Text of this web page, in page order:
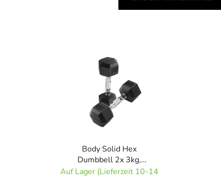
Body Solid Hex
Dumbbell 2x 3kg,
Kurzhantel-Paar
Auf Lager (Lieferzeit 10-14